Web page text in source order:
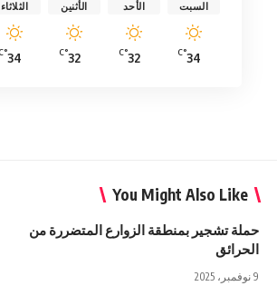
السبت
34
°C
الأحد
32
°C
الأثنين
32
°C
الثلاثاء
34
°C
You Might Also Like
حملة تشجير بمنطقة الزوارع المتضررة من
الحرائق
9 نوفمبر، 2025